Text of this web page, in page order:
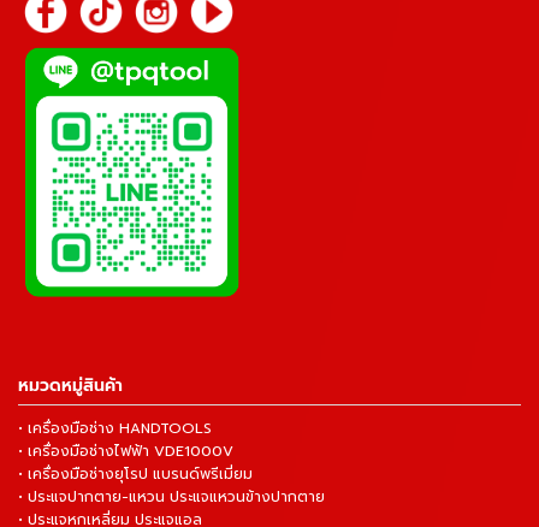
หมวดหมู่สินค้า
• เครื่องมือช่าง HANDTOOLS
• เครื่องมือช่างไฟฟ้า VDE1000V
• เครื่องมือช่างยุโรป แบรนด์พรีเมี่ยม
• ประแจปากตาย-แหวน ประแจแหวนข้างปากตาย
• ประแจหกเหลี่ยม ประแจแอล